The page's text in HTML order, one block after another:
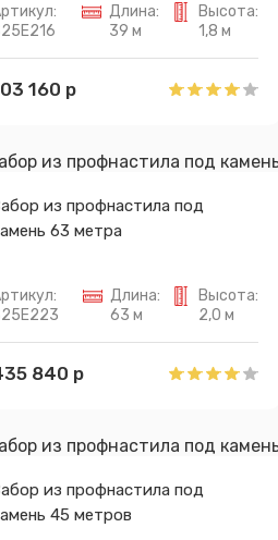
Длина:
39 м
Высота:
1,8 м
160 р
из профнастила под
63 метра
Длина:
63 м
Высота:
2,0 м
840 р
из профнастила под
45 метров